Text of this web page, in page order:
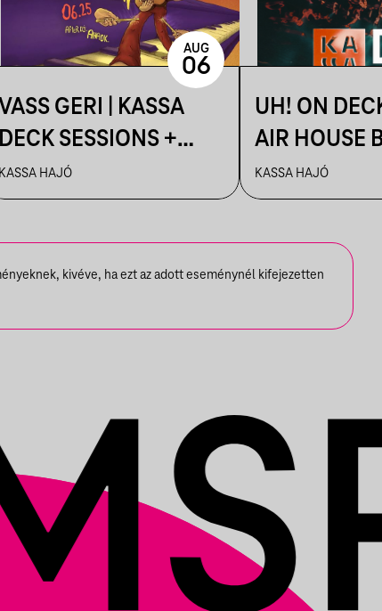
VASS GERI | KASSA
DECK SESSIONS +
AFTER: AHAOK.
KASSA HAJÓ
AUG
06
UH! ON
AIR HOUSE
SESSIONS
KASSA HAJÓ
kivéve, ha ezt az adott eseménynél kifejezetten